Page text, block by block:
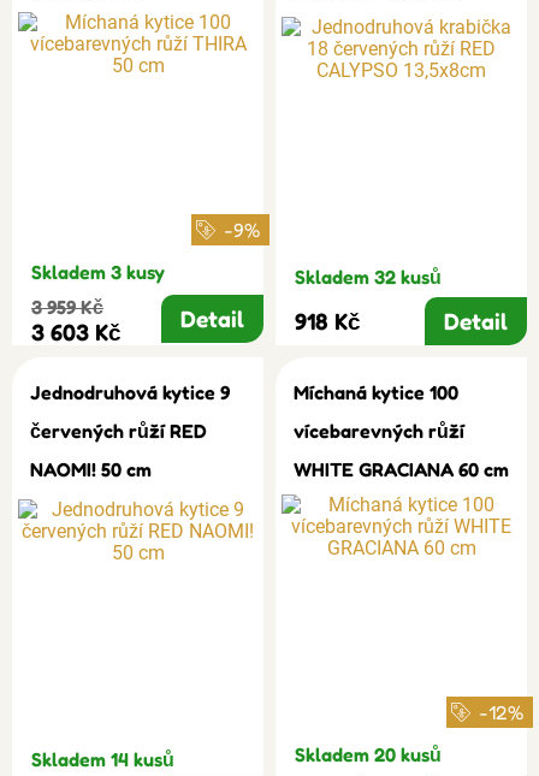
-9%
Skladem 3 kusy
3 959 Kč
3 603 Kč Detail
Skladem 32 kusů
918 Kč Detail
Jednodruhová kytice 9
červených růží RED
NAOMI! 50 cm
Skladem 14 kusů
Míchaná kytice 100
vícebarevných růží
WHITE GRACIANA 60 cm
-12%
Skladem 20 kusů